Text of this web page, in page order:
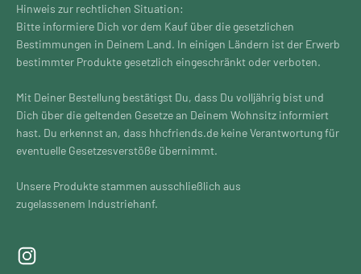
Hinweis zur rechtlichen Situation:
Bitte informiere Dich vor dem Kauf über die gesetzlichen
Bestimmungen in Deinem Land. In einigen Ländern ist der Erwerb
bestimmter Produkte gesetzlich eingeschränkt oder verboten.
Mit Deiner Bestellung bestätigst Du, dass Du volljährig bist und
Dich über die geltenden Gesetze an Deinem Wohnsitz informiert
hast. Du erkennst an, dass hhcfriends.de keine Verantwortung für
eventuelle Gesetzesverstöße übernimmt.
Unsere Produkte stammen ausschließlich aus
zugelassenem Industriehanf.